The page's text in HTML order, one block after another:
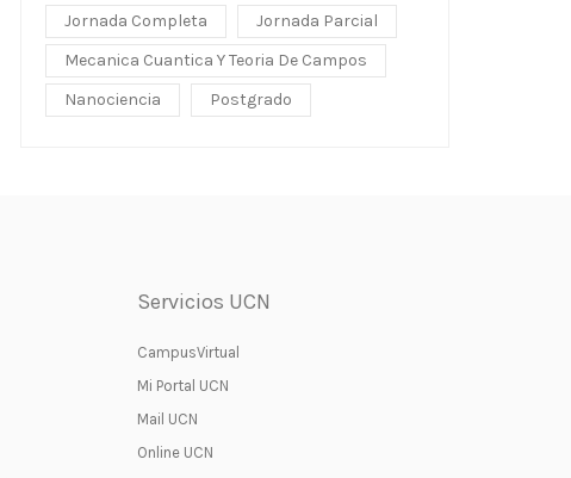
Jornada Completa
Jornada Parcial
Mecanica Cuantica Y Teoria De Campos
Nanociencia
Postgrado
Servicios UCN
CampusVirtual
Mi Portal UCN
Mail UCN
Online UCN